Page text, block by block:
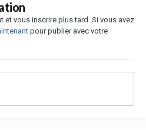
et vous inscrire plus tard. Si vous avez
pour publier avec votre